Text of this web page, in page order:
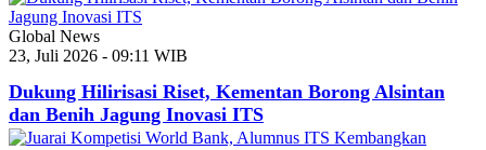
Global News
23, Juli 2026 - 09:11 WIB
Dukung Hilirisasi Riset, Kementan Borong Alsintan
dan Benih Jagung Inovasi ITS